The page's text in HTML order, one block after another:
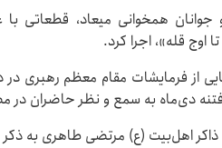
همخوانی میعاد، قطعاتی
اوج قله»، اجرا کرد.
از فرمایشات مقام معظم رهبری در
دی‌ماه به سمع و نظر حاضران در
اهل‌بیت (ع) مرتضی طاهری به